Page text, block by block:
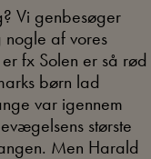
Vi genbesøger
nogle af vores
fx Solen er så rød
børn lad
var igennem
største
Men Harald